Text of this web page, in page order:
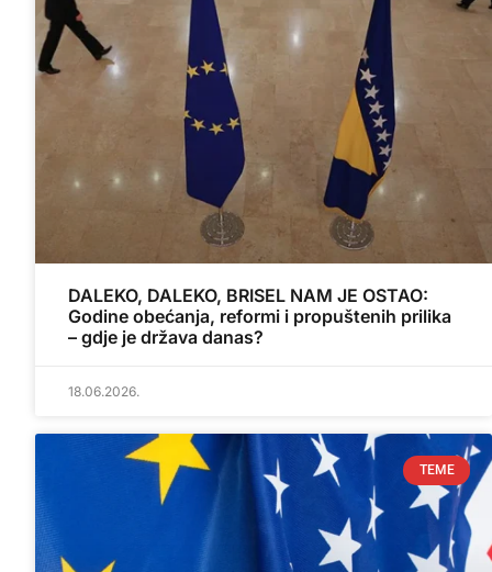
DALEKO, DALEKO, BRISEL NAM JE OSTAO:
Godine obećanja, reformi i propuštenih prilika
– gdje je država danas?
18.06.2026.
TEME